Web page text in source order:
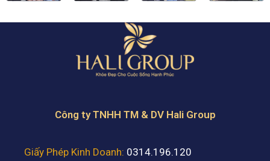
Công ty TNHH TM & DV Hali Group
Giấy Phép Kinh Doanh: 0314.196.120